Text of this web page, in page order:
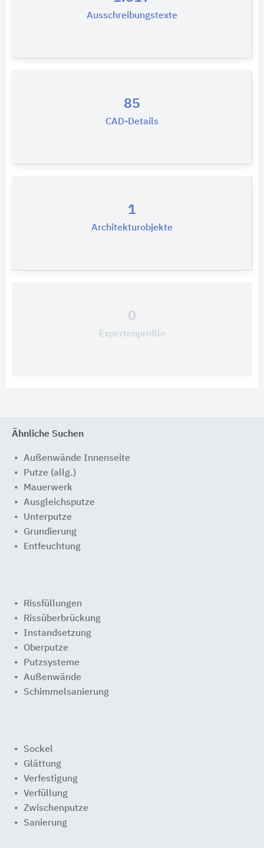
Ausschreibungstexte
85
CAD-Details
1
Architekturobjekte
0
Expertenprofile
Ähnliche Suchen
Außenwände Innenseite
Putze (allg.)
Mauerwerk
Ausgleichsputze
Unterputze
Grundierung
Entfeuchtung
Rissfüllungen
Rissüberbrückung
Instandsetzung
Oberputze
Putzsysteme
Außenwände
Schimmelsanierung
Sockel
Glättung
Verfestigung
Verfüllung
Zwischenputze
Sanierung